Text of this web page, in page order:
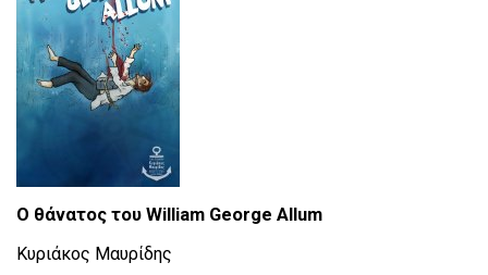
Ο θάνατος του William George Allum
Κυριάκος Μαυρίδης